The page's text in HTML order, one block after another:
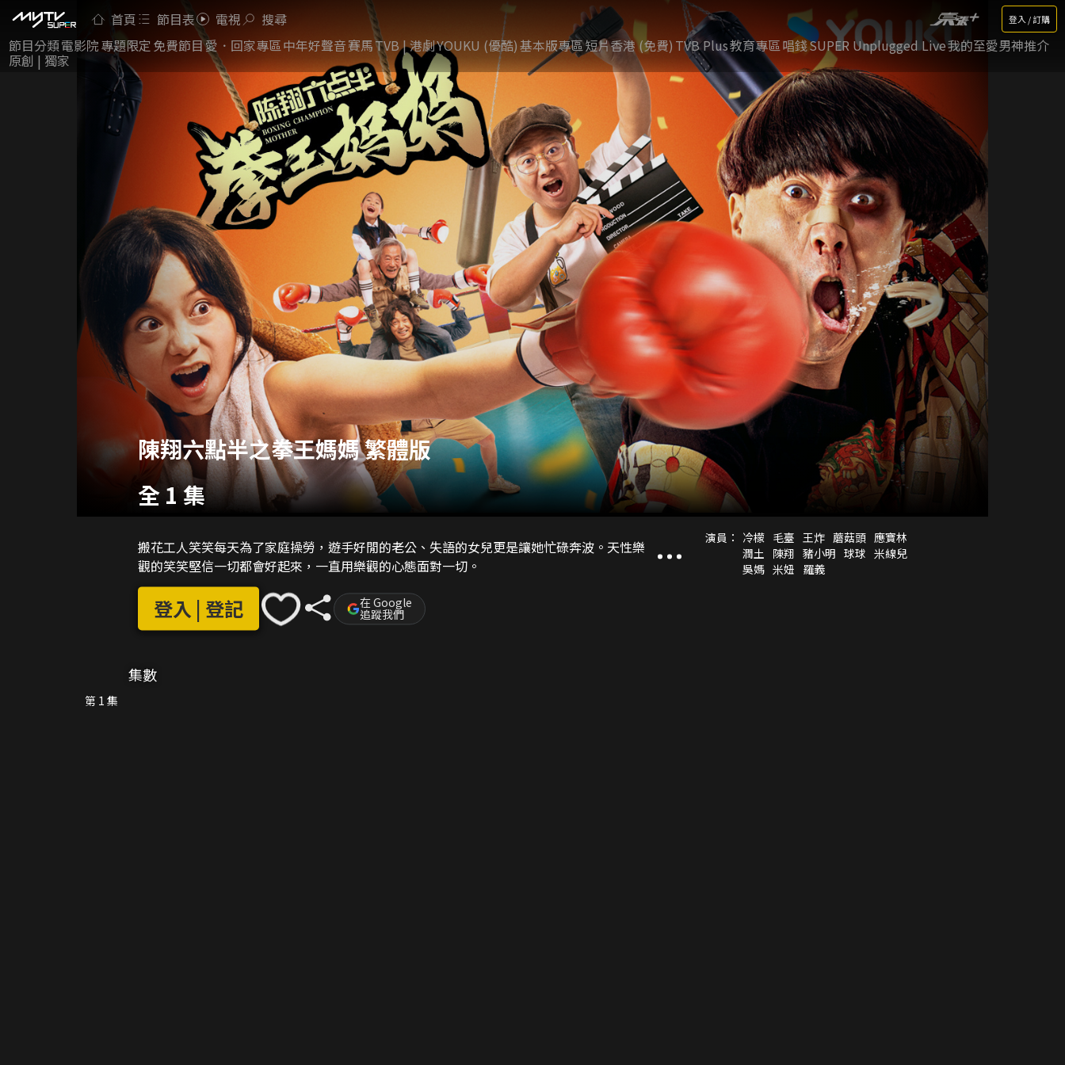
首頁 節目表 電視 搜尋 登入 / 訂購
節目分類電影院專題限定 免費節目愛．回家專區中年好聲音賽馬TVB | 港劇YOUKU (優酷)基本版專區短片香港 (免費) TVB Plus教育專區唱錢SUPER Unplugged Live我的至愛男神推介
原創 | 獨家
陳翔六點半之拳王媽媽 繁體版
全 1 集
搬花工人笑笑每天為了家庭操勞，遊手好閒的老公、失語的女兒更是讓她忙碌奔波。天性樂
觀的笑笑堅信一切都會好起來，一直用樂觀的心態面對一切。
登入 | 登記 在 Google
追蹤我們
演員： 冷檬 毛臺 王炸 蘑菇頭 應寶林
潤土
陳翔 豬小明 球球 米線兒
吳媽 米妞 羅義
集數
第 1 集